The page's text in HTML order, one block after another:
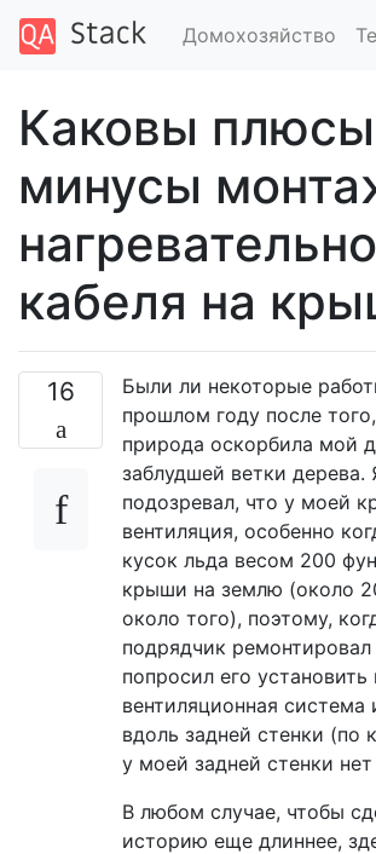
Домохозяйство
Каковы
минусы
кабеля на
16
Были ли некоторые
прошлом году после
природа оскорбила мой
заблудшей ветки дерева.
подозревал, что у моей
вентиляция, особенно
кусок льда весом 200
крыши на землю (около
около того), поэтому,
подрядчик
попросил его установить
вентиляционная система
вдоль задней стенки (по
у моей задней стенки
В любом случае, чтобы
историю еще длиннее,